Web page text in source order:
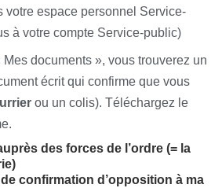
espace personnel Service-
à votre compte Service-public)
documents », vous trouverez un
écrit qui confirme que vous
ou un colis). Téléchargez le
des forces de l’ordre (= la
confirmation d’opposition à ma